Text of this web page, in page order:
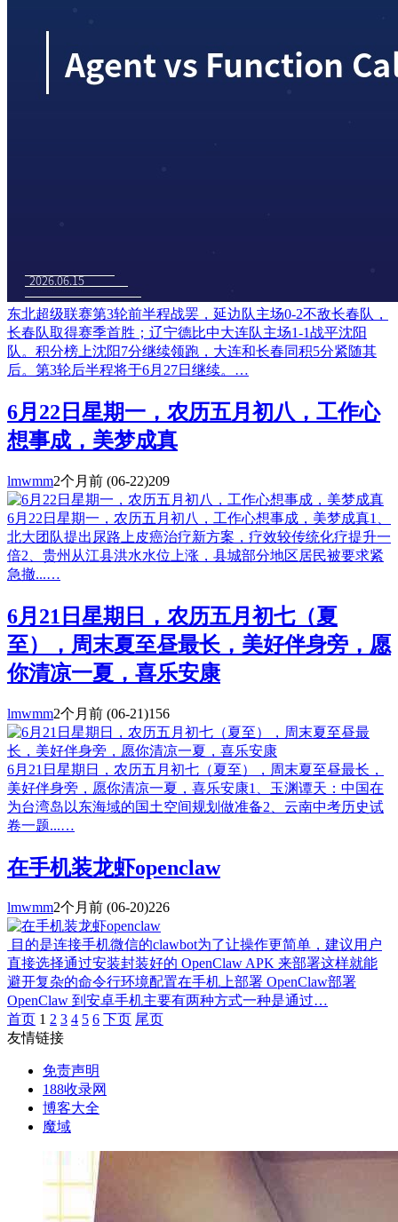
东北超级联赛第3轮前半程战罢，延边队主场0-2不敌长春队，
长春队取得赛季首胜；辽宁德比中大连队主场1-1战平沈阳
队。积分榜上沈阳7分继续领跑，大连和长春同积5分紧随其
后。第3轮后半程将于6月27日继续。…
6月22日星期一，农历五月初八，工作心
想事成，美梦成真
lmwmm2个月前 (06-22)209
6月22日星期一，农历五月初八，工作心想事成，美梦成真1、
北大团队提出尿路上皮癌治疗新方案，疗效较传统化疗提升一
倍2、贵州从江县洪水水位上涨，县城部分地区居民被要求紧
急撤...…
6月21日星期日，农历五月初七（夏
至），周末夏至昼最长，美好伴身旁，愿
你清凉一夏，喜乐安康
lmwmm2个月前 (06-21)156
6月21日星期日，农历五月初七（夏至），周末夏至昼最长，
美好伴身旁，愿你清凉一夏，喜乐安康1、玉渊谭天：中国在
为台湾岛以东海域的国土空间规划做准备2、云南中考历史试
卷一题...…
在手机装龙虾openclaw
lmwmm2个月前 (06-20)226
目的是连接手机微信的clawbot为了让操作更简单，建议用户
直接选择通过安装封装好的 OpenClaw APK 来部署这样就能
避开复杂的命令行环境配置在手机上部署 OpenClaw部署
OpenClaw 到安卓手机主要有两种方式一种是通过…
首页 1 2 3 4 5 6 下页 尾页
友情链接
免责声明
188收录网
博客大全
魔域